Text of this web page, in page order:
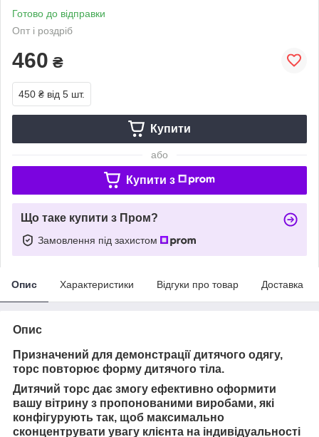
Готово до відправки
Опт і роздріб
460 ₴
450 ₴ від 5 шт.
Купити
або
Купити з
Що таке купити з Пром?
Замовлення під захистом
Опис Характеристики Відгуки про товар Доставка
Опис
Призначений для демонстрації дитячого одягу,
торс повторює форму дитячого тіла.
Дитячий торс дає змогу ефективно оформити
вашу вітрину з пропонованими виробами, які
конфігурують так, щоб максимально
сконцентрувати увагу клієнта на індивідуальності